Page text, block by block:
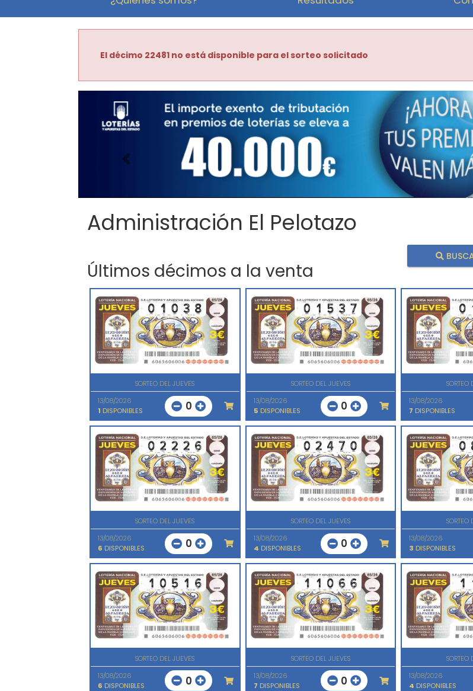
El décimo 22481 no está disponible para el sorteo solicitado
Imagen anterior
Administración El Pelotazo
Últimos décimos a la venta
SORTEO DEL JUEVES
13/08/2026
1 DISPONIBLES 0
SORTEO DEL JUEVES
13/08/2026
5 DISPONIBLES 0
SORTEO
13/08/2026
7 DISPONIBLES
SORTEO DEL JUEVES
13/08/2026
6 DISPONIBLES 0
SORTEO DEL JUEVES
13/08/2026
4 DISPONIBLES 0
SORTEO
13/08/2026
3 DISPONIBLES
SORTEO DEL JUEVES
13/08/2026
6 DISPONIBLES 0
SORTEO DEL JUEVES
13/08/2026
7 DISPONIBLES 0
SORTEO
13/08/2026
4 DISPONIBLES